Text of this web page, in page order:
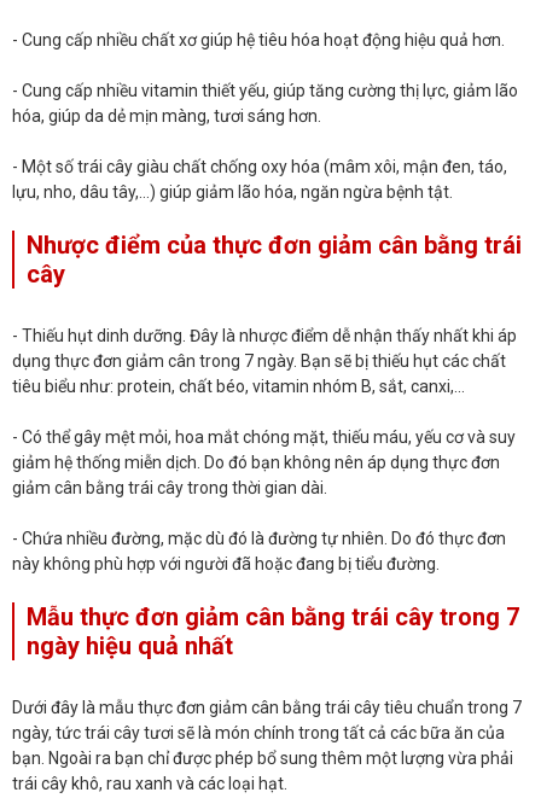
- Cung cấp nhiều chất xơ giúp hệ tiêu hóa hoạt động hiệu quả hơn.
- Cung cấp nhiều vitamin thiết yếu, giúp tăng cường thị lực, giảm lão
hóa, giúp da dẻ mịn màng, tươi sáng hơn.
- Một số trái cây giàu chất chống oxy hóa (mâm xôi, mận đen, táo,
lựu, nho, dâu tây,…) giúp giảm lão hóa, ngăn ngừa bệnh tật.
Nhược điểm của thực đơn giảm cân bằng trái
cây
- Thiếu hụt dinh dưỡng. Đây là nhược điểm dễ nhận thấy nhất khi áp
dụng thực đơn giảm cân trong 7 ngày. Bạn sẽ bị thiếu hụt các chất
tiêu biểu như: protein, chất béo, vitamin nhóm B, sắt, canxi,…
- Có thể gây mệt mỏi, hoa mắt chóng mặt, thiếu máu, yếu cơ và suy
giảm hệ thống miễn dịch. Do đó bạn không nên áp dụng thực đơn
giảm cân bằng trái cây trong thời gian dài.
- Chứa nhiều đường, mặc dù đó là đường tự nhiên. Do đó thực đơn
này không phù hợp với người đã hoặc đang bị tiểu đường.
Mẫu thực đơn giảm cân bằng trái cây trong 7
ngày hiệu quả nhất
Dưới đây là mẫu thực đơn giảm cân bằng trái cây tiêu chuẩn trong 7
ngày, tức trái cây tươi sẽ là món chính trong tất cả các bữa ăn của
bạn. Ngoài ra bạn chỉ được phép bổ sung thêm một lượng vừa phải
trái cây khô, rau xanh và các loại hạt.